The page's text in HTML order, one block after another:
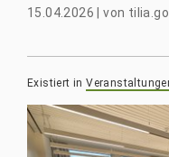
15.04.2026 |von
Existiert in